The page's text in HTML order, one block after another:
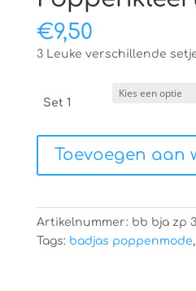
€9,50
3 Leuke verschillende
Set 1
aantal
Toevoegen aan
Artikelnummer: bb bja zp 3
Tags: badjas poppenmode,